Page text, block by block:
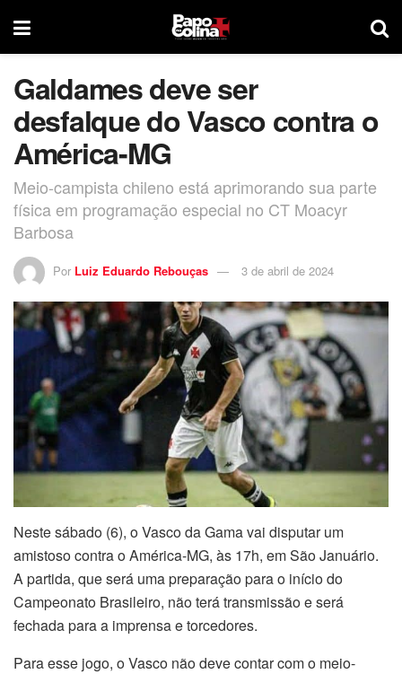
Galdames deve ser
desfalque do Vasco contra o
América-MG
Meio-campista chileno está aprimorando sua parte
física em programação especial no CT Moacyr
Barbosa
Por Luiz Eduardo Rebouças 3 de abril de 2024
Neste sábado (6), o Vasco da Gama vai disputar um
amistoso contra o América-MG, às 17h, em São Januário.
A partida, que será uma preparação para o início do
Campeonato Brasileiro, não terá transmissão e será
fechada para a imprensa e torcedores.
Para esse jogo, o Vasco não deve contar com o meio-